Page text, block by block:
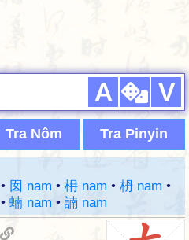
A V
Tra Nôm Tra Pinyin
• 囡 nam • 枏 nam • 枬 nam •
• 蝻 nam • 諵 nam